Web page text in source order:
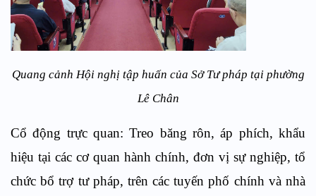
Quang cảnh Hội nghị tập huấn của Sở Tư pháp tại phường
Lê Chân
Cổ động trực quan: Treo băng rôn, áp phích, khẩu
hiệu tại các cơ quan hành chính, đơn vị sự nghiệp, tổ
chức bổ trợ tư pháp, trên các tuyến phố chính và nhà